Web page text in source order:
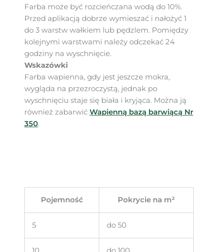
Farba może być rozcieńczana wodą do 10%.
Przed aplikacją dobrze wymieszać i nałożyć 1
do 3 warstw wałkiem lub pędzlem. Pomiędzy
kolejnymi warstwami należy odczekać 24
godziny na wyschnięcie.
Wskazówki
Farba wapienna, gdy jest jeszcze mokra,
wygląda na przezroczystą, jednak po
wyschnięciu staje się biała i kryjąca. Można ją
również zabarwić Wapienną bazą barwiącą Nr
350.
Pojemność Pokrycie na m²
5 do 50